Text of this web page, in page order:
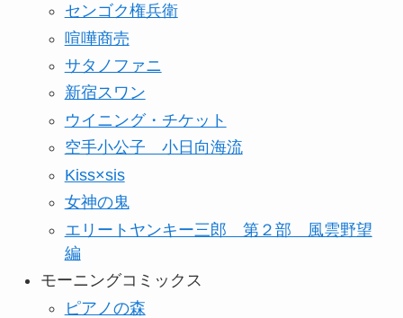
センゴク権兵衛
喧嘩商売
サタノファニ
新宿スワン
ウイニング・チケット
空手小公子 小日向海流
Kiss×sis
女神の鬼
エリートヤンキー三郎 第２部 風雲野望
編
モーニングコミックス
ピアノの森